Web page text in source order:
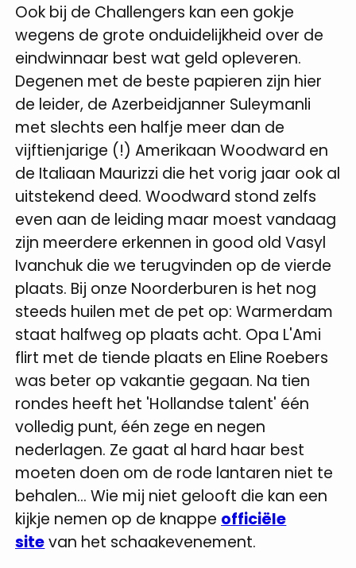
Ook bij de Challengers kan een gokje
wegens de grote onduidelijkheid over de
eindwinnaar best wat geld opleveren.
Degenen met de beste papieren zijn hier
de leider, de Azerbeidjanner Suleymanli
met slechts een halfje meer dan de
vijftienjarige (!) Amerikaan Woodward en
de Italiaan Maurizzi die het vorig jaar ook al
uitstekend deed. Woodward stond zelfs
even aan de leiding maar moest vandaag
zijn meerdere erkennen in good old Vasyl
Ivanchuk die we terugvinden op de vierde
plaats. Bij onze Noorderburen is het nog
steeds huilen met de pet op: Warmerdam
staat halfweg op plaats acht. Opa L'Ami
flirt met de tiende plaats en Eline Roebers
was beter op vakantie gegaan. Na tien
rondes heeft het 'Hollandse talent' één
volledig punt, één zege en negen
nederlagen. Ze gaat al hard haar best
moeten doen om de rode lantaren niet te
behalen...Wie mij niet gelooft die kan een
kijkje nemen op de knappe officiële
sitevan het schaakevenement.